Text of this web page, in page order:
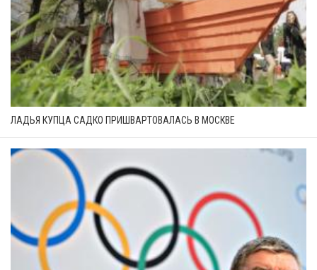
ЛАДЬЯ КУПЦА САДКО ПРИШВАРТОВАЛАСЬ В МОСКВЕ